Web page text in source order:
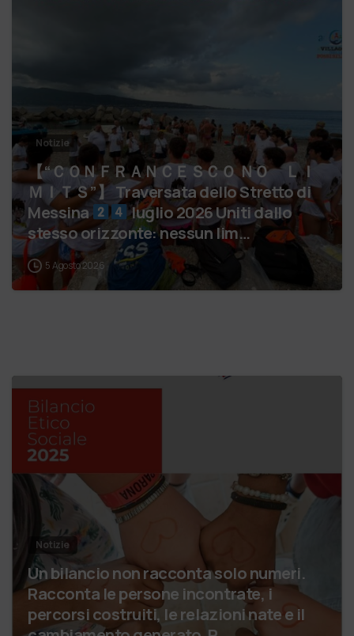
Notizie
【 “ＣＯＮＦＲＡＮＣＥＳＣＯ ＮＯ ＬＩ
ＭＩＴＳ”】 Traversata dello Stretto di
Messina
luglio 2026 Uniti dallo
stesso orizzonte: nessun lim…
5 Agosto 2026
Notizie
Un bilancio non racconta solo numeri.
Racconta le persone incontrate, i
percorsi costruiti, le relazioni nate e il